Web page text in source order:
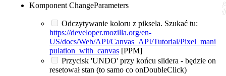
Komponent ChangeParameters
Odczytywanie koloru z piksela. Szukać tu:
https://developer.mozilla.org/en-
US/docs/Web/API/Canvas_API/Tutorial/Pixel_mani
pulation_with_canvas [PPM]
Przycisk 'UNDO' przy końcu slidera - będzie on
resetował stan (to samo co onDoubleClick)